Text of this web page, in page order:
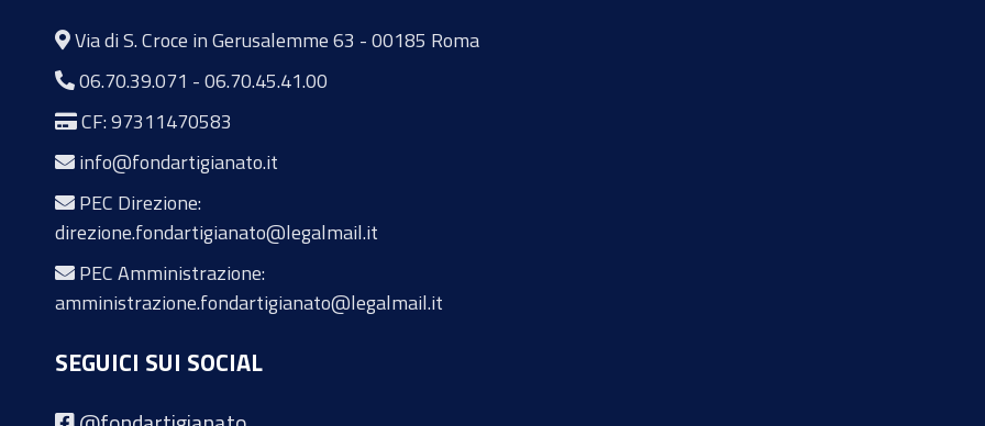
Via di S. Croce in Gerusalemme 63 - 00185 Roma
06.70.39.071 -06.70.45.41.00
CF: 97311470583
info@fondartigianato.it
PEC Direzione:
direzione.fondartigianato@legalmail.it
PEC Amministrazione:
amministrazione.fondartigianato@legalmail.it
SEGUICI SUI SOCIAL